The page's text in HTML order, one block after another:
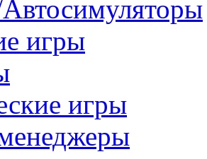
игры
игры